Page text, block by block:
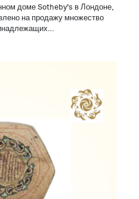
доме Sotheby's в Лондоне,
на продажу множество